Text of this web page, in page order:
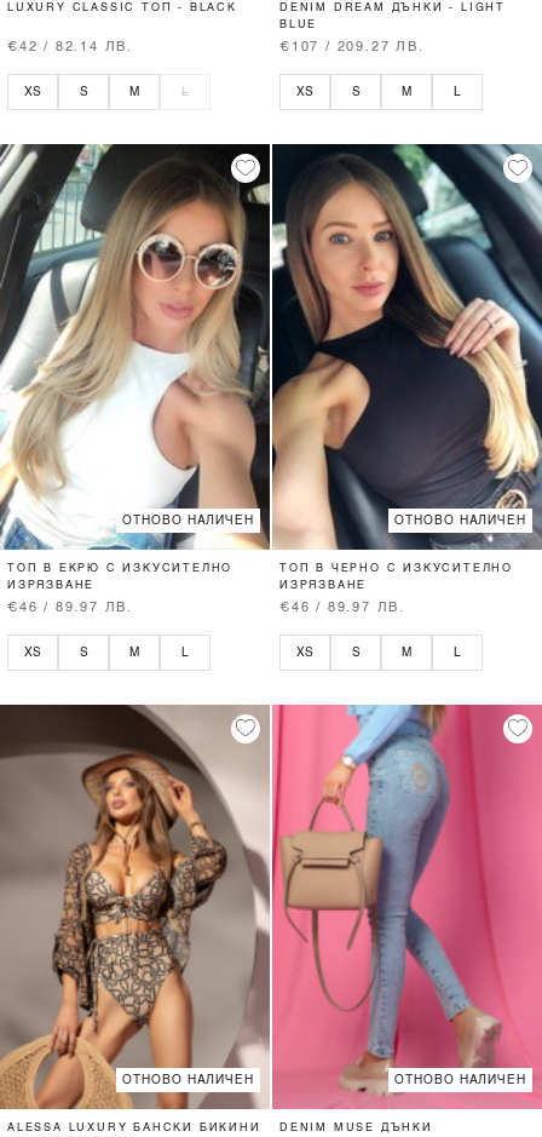
LUXURY CLASSIC ТОП - BLACK
€42 / 82.14 ЛВ.
XS S M L
DENIM DREAM ДЪНКИ - LIGHT
BLUE
€107 / 209.27 ЛВ.
XS S M L
ОТНОВО НАЛИЧЕН
ТОП В ЕКРЮ С ИЗКУСИТЕЛНО
ИЗРЯЗВАНЕ
€46 / 89.97 ЛВ.
XS S M
ОТНОВО НАЛИЧЕН
ТОП В ЧЕРНО С ИЗКУСИТЕЛНО
ИЗРЯЗВАНЕ
€46 / 89.97 ЛВ.
XS S M
ОТНОВО НАЛИЧЕН
ALESSA LUXURY БАНСКИ БИКИНИ
ОТНОВО НАЛИЧЕН
DENIM MUSE ДЪНКИ